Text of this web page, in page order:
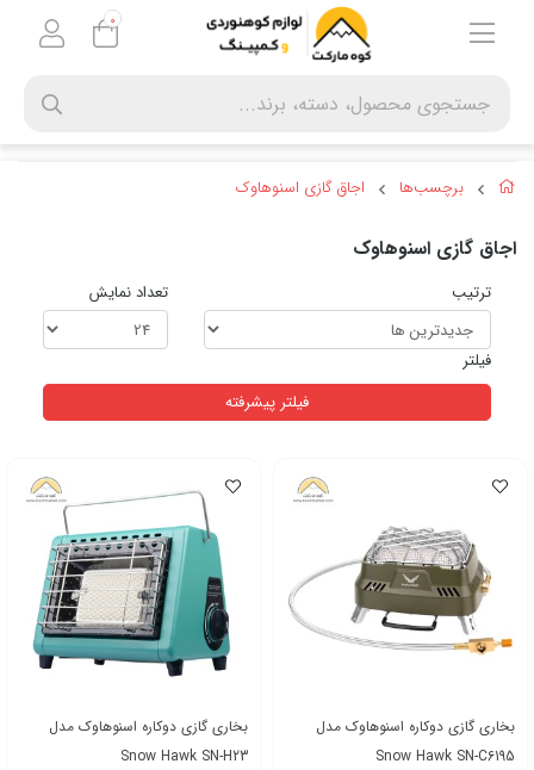
برچسب‌ها اجاق گازی اسنوهاوک
اجاق گازی اسنوهاوک
ترتیب تعداد نمایش
فیلتر
فیلتر پیشرفته
بخاری گازی دوکاره اسنوهاوک مدل
Snow Hawk SN-C6195
بخاری گازی دوکاره اسنوهاوک مدل
Snow Hawk SN-H23
0